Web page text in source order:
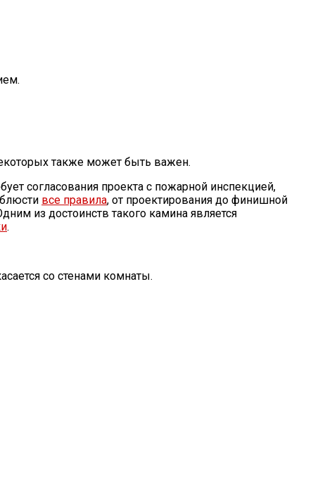
также может быть важен.
согласования проекта с пожарной инспекцией,
все правила, от проектирования до финишной
из достоинств такого камина является
.
со стенами комнаты.